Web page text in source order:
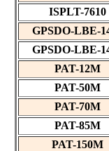
ISPLT-7610
GPSDO-LBE-
GPSDO-LBE-
PAT-12M
PAT-50M
PAT-70M
PAT-85M
PAT-150M